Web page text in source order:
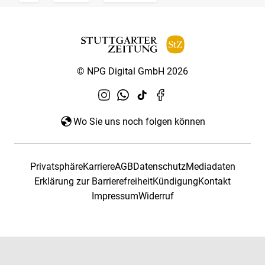
© NPG Digital GmbH 2026
Wo Sie uns noch folgen können
PrivatsphäreKarriereAGBDatenschutzMediadaten
Erklärung zur BarrierefreiheitKündigungKontakt
ImpressumWiderruf